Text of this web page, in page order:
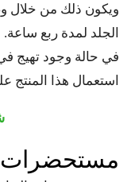
ويكون ذلك من خلال
الجلد لمدة ربع ساعة.
في حالة وجود تهيج
استعمال هذا المنتج
مستحضرات